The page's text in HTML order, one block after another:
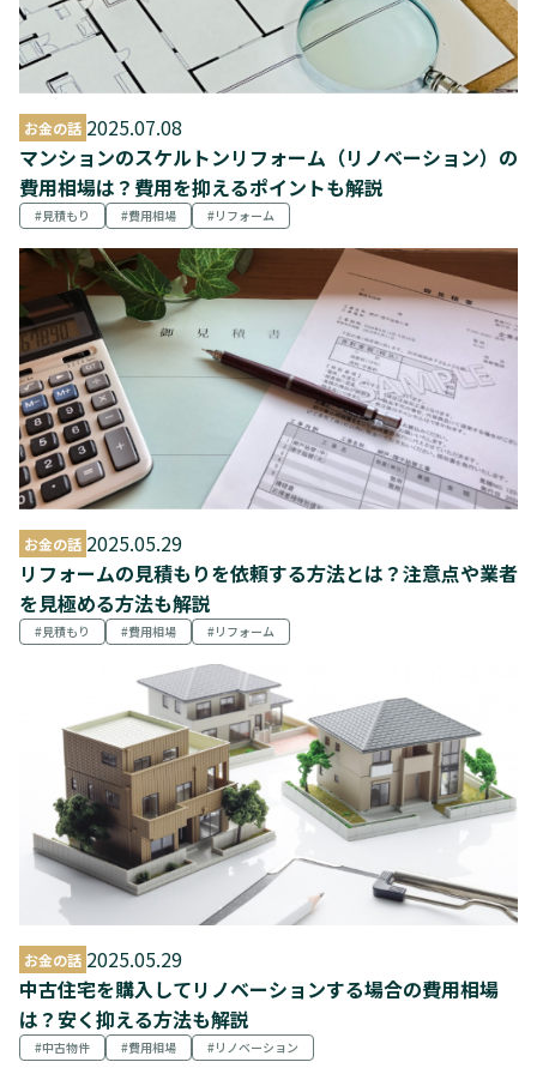
お金の話 2025.07.08
マンションのスケルトンリフォーム（リノベーション）の
費用相場は？費用を抑えるポイントも解説
見積もり 費用相場 リフォーム
お金の話 2025.05.29
リフォームの見積もりを依頼する方法とは？注意点や業者
を見極める方法も解説
見積もり 費用相場 リフォーム
お金の話 2025.05.29
中古住宅を購入してリノベーションする場合の費用相場
は？安く抑える方法も解説
中古物件 費用相場 リノベーション